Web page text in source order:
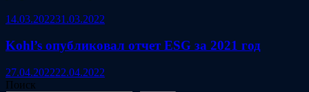
14.03.202231.03.2022
Kohl’s опубликовал отчет ESG за 2021 год
27.04.202222.04.2022
Поиск